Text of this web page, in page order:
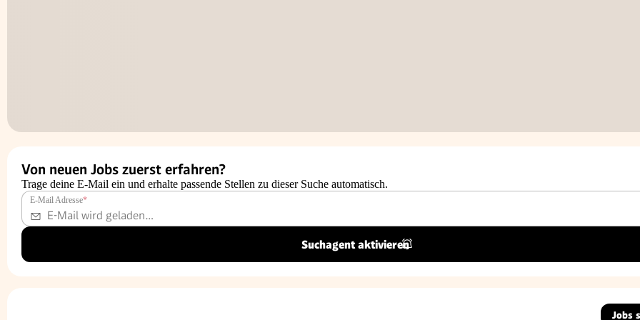
Von neuen Jobs zuerst erfahren?
Trage deine E-Mail ein und erhalte passende Stellen zu dieser Suche automatisch.
E-Mail Adresse*
Suchagent aktivieren
Jobs